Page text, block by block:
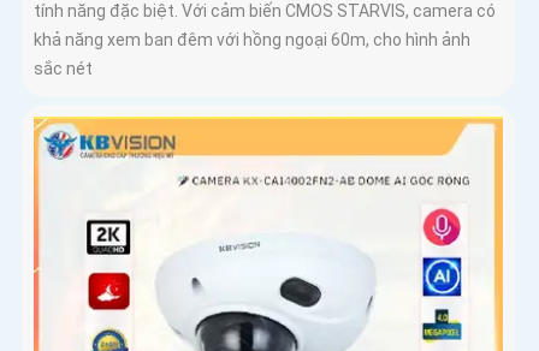
tính năng đặc biệt. Với cảm biến CMOS STARVIS, camera có
khả năng xem ban đêm với hồng ngoại 60m, cho hình ảnh
sắc nét